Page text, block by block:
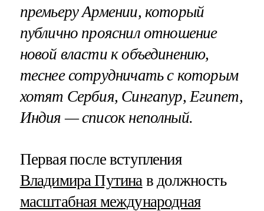
премьеру Армении, который
публично прояснил отношение
новой власти к объединению,
теснее сотрудничать с которым
хотят Сербия, Сингапур, Египет,
Индия — список неполный.
Первая после вступления
Владимира Путина в должность
масштабная международная